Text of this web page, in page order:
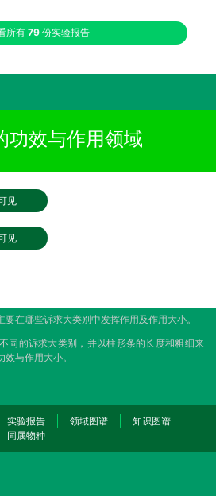
所有 79份实验报告
功效与作用领域
见
见
在哪些诉求大类别中发挥作用及作用大小。
同的诉求大类别，并以柱形条的长度和粗细来
与作用大小。
实验报告 领域图谱
知识图谱
同属物种